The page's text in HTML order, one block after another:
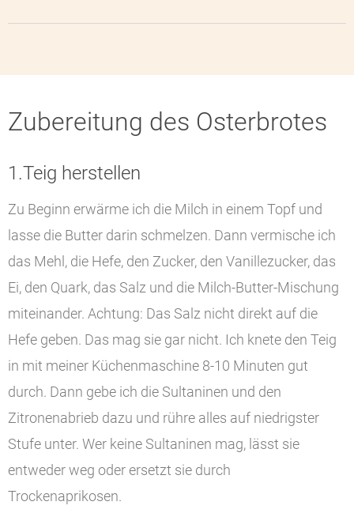
Zubereitung des Osterbrotes
1.Teig herstellen
Zu Beginn erwärme ich die Milch in einem Topf und
lasse die Butter darin schmelzen. Dann vermische ich
das Mehl, die Hefe, den Zucker, den Vanillezucker, das
Ei, den Quark, das Salz und die Milch-Butter-Mischung
miteinander. Achtung: Das Salz nicht direkt auf die
Hefe geben. Das mag sie gar nicht. Ich knete den Teig
in mit meiner Küchenmaschine 8-10 Minuten gut
durch. Dann gebe ich die Sultaninen und den
Zitronenabrieb dazu und rühre alles auf niedrigster
Stufe unter. Wer keine Sultaninen mag, lässt sie
entweder weg oder ersetzt sie durch
Trockenaprikosen.